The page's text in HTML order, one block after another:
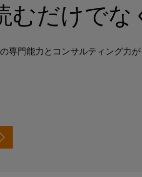
読むだけ
門能力とコンサルティング力